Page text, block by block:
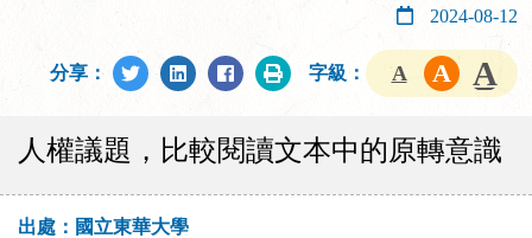
2024-08-12
分享： 字級：
人權議題，比較閱讀文本中的原轉意識
出處：國立東華大學